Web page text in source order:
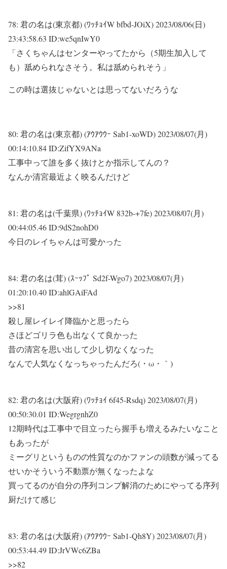
78: 君の名は(東京都) (ﾜｯﾁｮｲW bfbd-JOiX)2023/08/06(日)
23:43:58.63 ID:we5qnIwY0
「さくちゃんはセンターやってたから（5期生加入して
も）舐められなさそう。私は舐められそう」
この時は選抜じゃないとは思ってないだろうな
80: 君の名は(東京都) (ｱｳｱｳｳｰ Sab1-xoWD)2023/08/07(月)
00:14:10.84 ID:ZifYX9ANa
工事中って誰を多く抜けとか指示してんの？
なんか清宮最近よく映るんだけど
81: 君の名は(千葉県) (ﾜｯﾁｮｲW 832b-+7fe)2023/08/07(月)
00:44:05.46 ID:9dS2nohD0
今日のレイちゃんは可愛かった
84: 君の名は(茸) (ｽｰｯﾌﾟ Sd2f-Wgo7)2023/08/07(月)
01:20:10.40 ID:ahlGAiFAd
>>81
殺し屋レイレイ降臨かと思ったら
さほどゴリラ色も出なくて良かった
昔の清宮を思い出して少し切なくなった
なんで人気なくなっちゃったんだろ(・ω・｀)
82: 君の名は(大阪府) (ﾜｯﾁｮｲ 6f45-Rsdq)2023/08/07(月)
00:50:30.01 ID:WegrgnhZ0
12期時代は工事中で目立ったら握手も増えるみたいなこと
もあったが
ミーグリというものの性質なのかファンの頭数が減ってる
せいかそういう不動票が無くなったよな
買ってるのが自分の序列コンプ解消のためにやってる序列
厨だけて感じ
83: 君の名は(大阪府) (ｱｳｱｳｳｰ Sab1-Qh8Y)2023/08/07(月)
00:53:44.49 ID:JrVWc6ZBa
>>82